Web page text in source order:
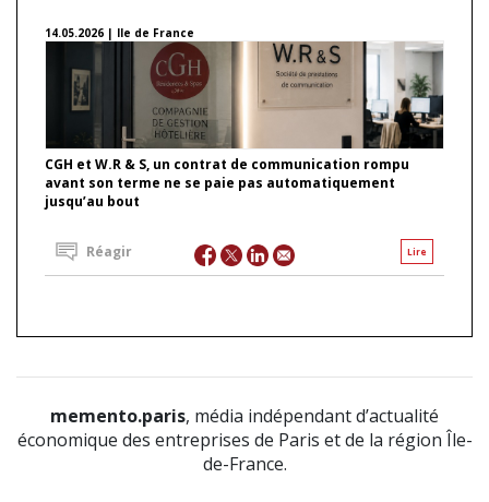
14.05.2026 | Ile de France
CGH et W.R & S, un contrat de communication rompu
avant son terme ne se paie pas automatiquement
jusqu’au bout
Lire
Réagir
memento.paris, média indépendant d’actualité
économique des entreprises de Paris et de la région Île-
de-France.